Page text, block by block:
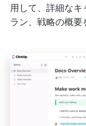
用して、詳細な
ラン、戦略の概要